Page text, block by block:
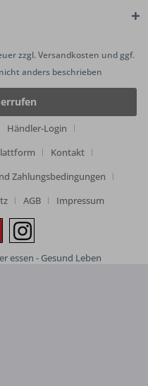
zzgl.Versandkosten und ggf.
anders beschrieben
Händler-Login
Kontakt
Zahlungsbedingungen
AGB Impressum
essen - Gesund Leben